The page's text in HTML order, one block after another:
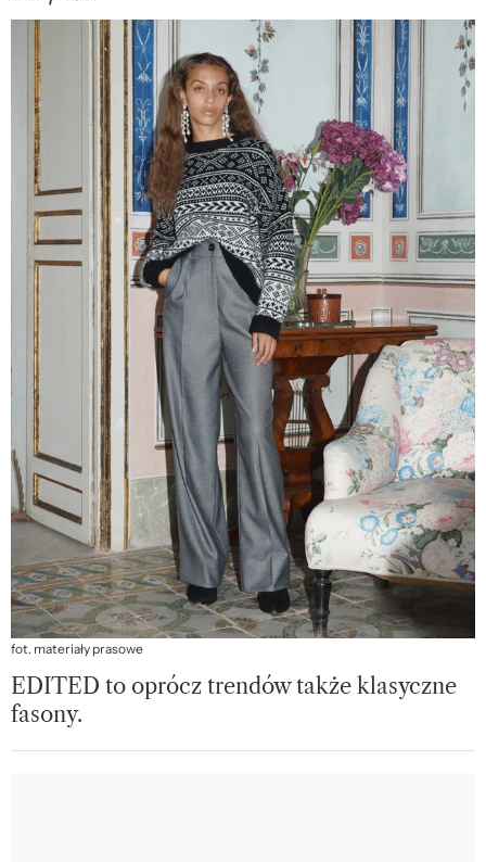
fot. materiały prasowe
EDITED to oprócz trendów także klasyczne
fasony.